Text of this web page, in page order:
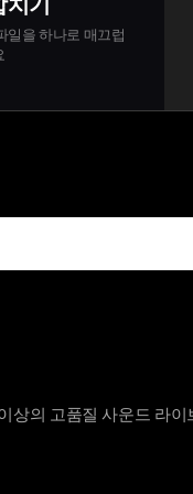
일을 하나로 매끄럽
상의 고품질 사운드 라이